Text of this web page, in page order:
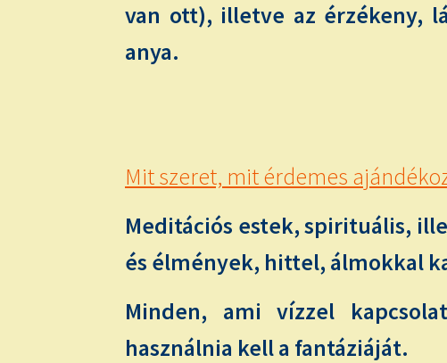
van ott), illetve az érzékeny,
anya.
Mit szeret, mit érdemes
Meditációs estek, spirituális,
és élmények, hittel, álmokkal
Minden, ami vízzel
használnia kell a fantáziáját.